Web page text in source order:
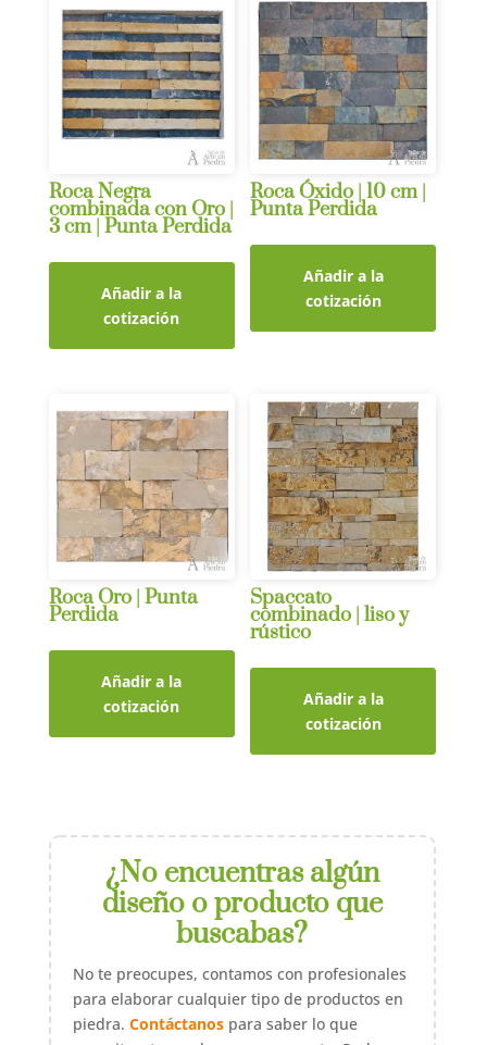
Roca Negra
combinada con Oro |
3 cm | Punta Perdida
Añadir a la
cotización
Roca Óxido | 10 cm |
Punta Perdida
Añadir a la
cotización
Roca Oro | Punta
Perdida
Añadir a la
cotización
Spaccato
combinado | liso y
rústico
Añadir a la
cotización
¿No encuentras algún
diseño o producto que
buscabas?
No te preocupes, contamos con profesionales
para elaborar cualquier tipo de productos en
piedra. Contáctanospara saber lo que